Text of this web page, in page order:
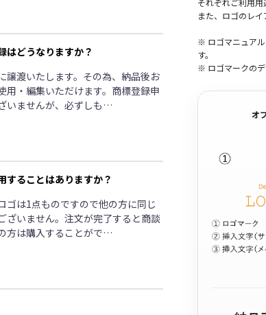
はどうなりますか？
譲渡いたします。その為、納品後お
用・編集いただけます。商標登録申
いませんが、必ずしも…
することはありますか？
ゴは1点ものですので他の方に同じ
ざいません。注文が完了すると商談
方は購入することがで…
それぞれご利用用
また、ロゴのレイ
※ ロゴマニュア
す。
※ ロゴマークのデ
オ